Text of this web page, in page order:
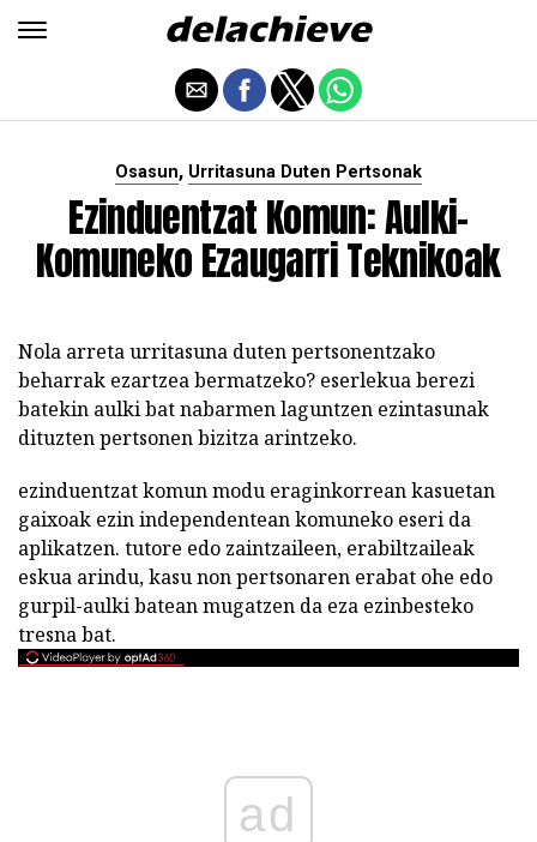
Osasun, Urritasuna Duten Pertsonak
Ezinduentzat Komun: Aulki-
Komuneko Ezaugarri Teknikoak
Nola arreta urritasuna duten pertsonentzako
beharrak ezartzea bermatzeko? eserlekua berezi
batekin aulki bat nabarmen laguntzen ezintasunak
dituzten pertsonen bizitza arintzeko.
ezinduentzat komun modu eraginkorrean kasuetan
gaixoak ezin independentean komuneko eseri da
aplikatzen. tutore edo zaintzaileen, erabiltzaileak
eskua arindu, kasu non pertsonaren erabat ohe edo
gurpil-aulki batean mugatzen da eza ezinbesteko
tresna bat.
ad